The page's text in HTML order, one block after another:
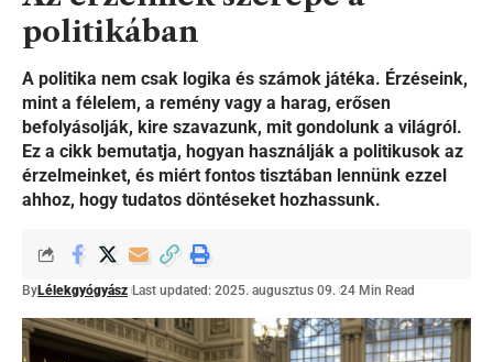
politikában
A politika nem csak logika és számok játéka. Érzéseink,
mint a félelem, a remény vagy a harag, erősen
befolyásolják, kire szavazunk, mit gondolunk a világról.
Ez a cikk bemutatja, hogyan használják a politikusok az
érzelmeinket, és miért fontos tisztában lennünk ezzel
ahhoz, hogy tudatos döntéseket hozhassunk.
ByLélekgyógyász Last updated: 2025. augusztus 09. 24 Min Read